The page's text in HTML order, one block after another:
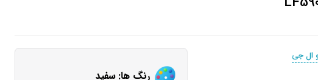
ال جی
رنگ ها: سفید